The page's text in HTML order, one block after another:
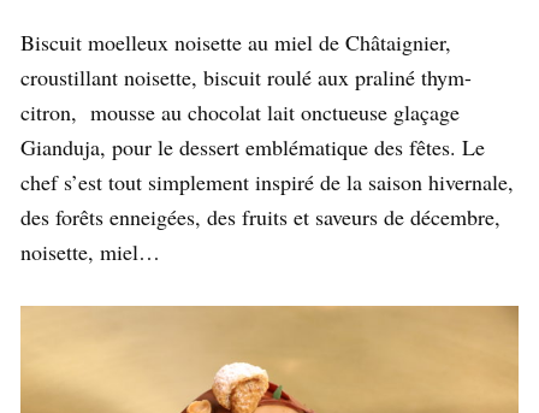
Biscuit moelleux noisette au miel de Châtaignier,
croustillant noisette, biscuit roulé aux praliné thym-
citron, mousse au chocolat lait onctueuse glaçage
Gianduja, pour le dessert emblématique des fêtes. Le
chef s’est tout simplement inspiré de la saison hivernale,
des forêts enneigées, des fruits et saveurs de décembre,
noisette, miel…